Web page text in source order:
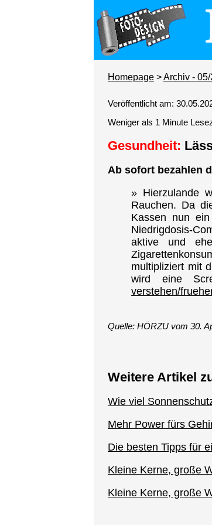
Homepage >Archiv -
Veröffentlicht am:
Weniger als 1 Minute
Gesundheit:
Ab sofort bezahlen
» Hierzulande
Rauchen. Da
Kassen nun
Niedrigdosis-
aktive und
multipliziert mit
wird eine
verstehen/
Quelle: HÖRZU vom 30.
Weitere Artikel
Wie viel
Mehr Power fürs
Die besten Tipps für
Kleine Kerne, große
Kleine Kerne, große